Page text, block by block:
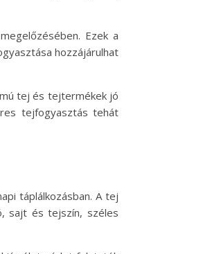
Ezek a
hozzájárulhat
tej és tejtermékek jó
tejfogyasztás tehát
táplálkozásban. A tej
sajt és tejszín, széles